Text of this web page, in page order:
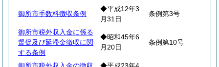
御所市手数料徴収条例
◆平成12年3
月31日
条例第3号
御所市税外収入金に係る
督促及び延滞金徴収に関
する条例
◆昭和45年6
月20日
条例第10号